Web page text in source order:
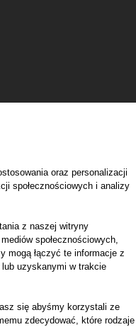
oraz personalizacji
społecznościowych i analizy
z naszej witryny
społecznościowych,
mogą łączyć te informacje z
uzyskanymi w trakcie
się abyśmy korzystali ze
zdecydować, które rodzaje